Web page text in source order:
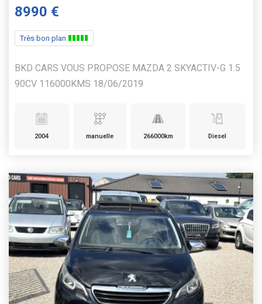
8990 €
Très bon plan
BKD CARS VOUS PROPOSE MAZDA 2 SKYACTIV-G 1.5
90CV 116000KMS 18/06/2019
2004 manuelle 266000km Diesel